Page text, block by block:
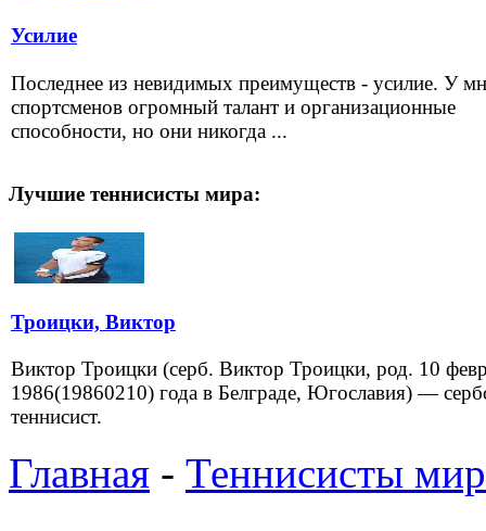
Усилие
Последнее из невидимых преимуществ - усилие. У
спортсменов огромный талант и организационные
способности, но они никогда ...
Лучшие теннисисты мира:
Троицки, Виктор
Виктор Троицки (серб. Виктор Троицки, род. 10
1986(19860210) года в Белграде, Югославия) —
теннисист.
Главная - Теннисисты